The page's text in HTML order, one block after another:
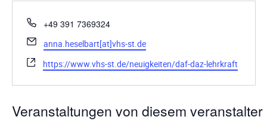
T
l
e
f
o
+49 391 7369324
E
m
a
anna.heselbart[at]vhs-st.de
W
e
b
e
https://www.vhs-st.de/neuigkeiten/daf-daz-lehrkraft
Veranstaltungen von diesem veranstalter